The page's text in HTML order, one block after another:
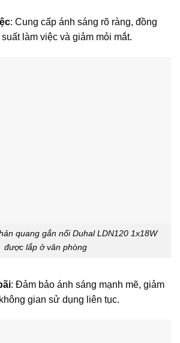
: Cung cấp ánh sáng rõ ràng, đồng
làm việc và giảm mỏi mắt.
quang gắn nổi Duhal LDN120 1x18W
được lắp ở văn phòng
: Đảm bảo ánh sáng mạnh mẽ, giảm
gian sử dụng liên tục.